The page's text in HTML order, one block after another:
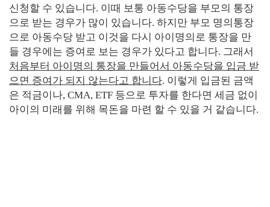
신청할 수 있습니다. 이때 보통 아동수당을 부모의 통장
으로 받는 경우가 많이 있습니다. 하지만 부모 명의통장
으로 아동수당 받고 이것을 다시 아이명의로 통장을 만
들 경우에는 증여로 보는 경우가 있다고 합니다. 그래서
처음부터 아이명의 통장을 만들어서 아동수당을 입금 받
으면 증여가 되지 않는다고 합니다. 이렇게 입금된 금액
은 적금이나, CMA, ETF 등으로 투자를 한다면 세금 없이
아이의 미래를 위해 목돈을 마련 할 수 있을 거 같습니다.